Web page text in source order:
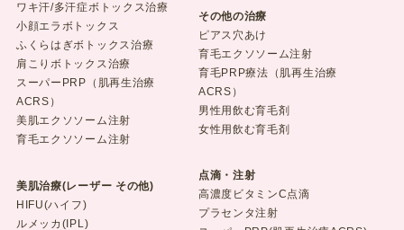
ワキ汗/多汗症ボトックス治療
小顔エラボトックス
ふくらはぎボトックス治療
肩こりボトックス治療
スーパーPRP（肌再生治療
ACRS）
美肌エクソソーム注射
育毛エクソソーム注射
美肌治療(レーザー その他)
HIFU(ハイフ)
ルメッカ(IPL)
その他の治療
ピアス穴あけ
育毛エクソソーム注射
育毛PRP療法（肌再生治療
ACRS）
男性用飲む育毛剤
女性用飲む育毛剤
点滴・注射
高濃度ビタミンC点滴
プラセンタ注射